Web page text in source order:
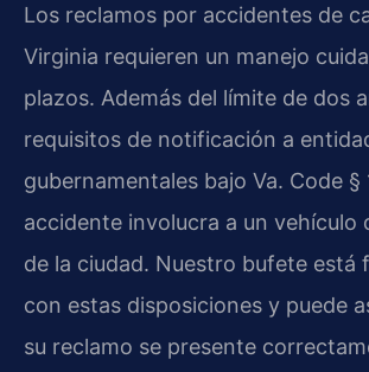
Los reclamos por accidentes de
Virginia requieren un manejo
plazos. Además del límite de dos
requisitos de notificación a
gubernamentales bajo Va. Code §
accidente involucra a un vehículo
de la ciudad. Nuestro bufete está
con estas disposiciones y puede
su reclamo se presente